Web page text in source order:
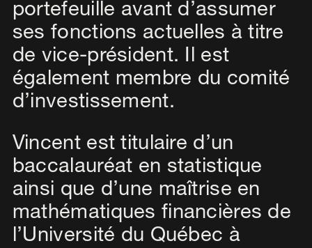
portefeuille avant d’assumer
ses fonctions actuelles à titre
de vice-président. Il est
également membre du comité
d’investissement.
Vincent est titulaire d’un
baccalauréat en statistique
ainsi que d’une maîtrise en
mathématiques financières de
l’Université du Québec à